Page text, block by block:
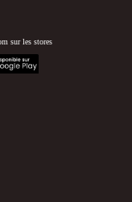
sur les stores